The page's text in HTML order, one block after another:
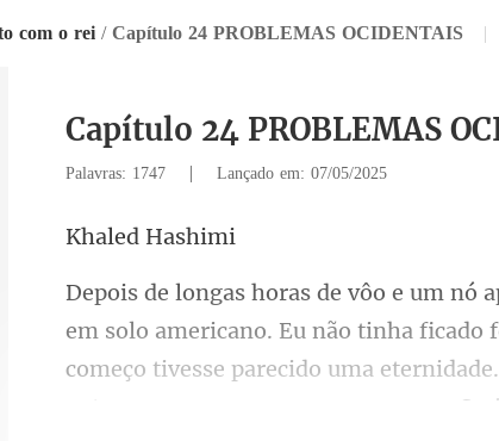
com o rei / Capítulo 24 PROBLEMAS OCIDENTAIS |
Capítulo 24 PROBLEMAS
Palavras: 1747 | Lançado em: 07/05/2025
ed H
do
começo tivesse parecido uma